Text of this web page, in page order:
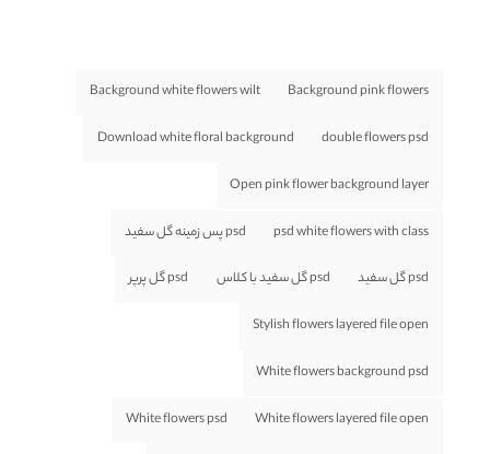
Background pink flowers
Background white flowers wilt
double flowers psd
Download white floral background
Open pink flower background layer
psd white flowers with class psd پس زمینه گل سفید
psd گل سفید psd گل سفید با کلاس psd گل پرپر
Stylish flowers layered file open
White flowers background psd
White flowers layered file open
White flowers psd